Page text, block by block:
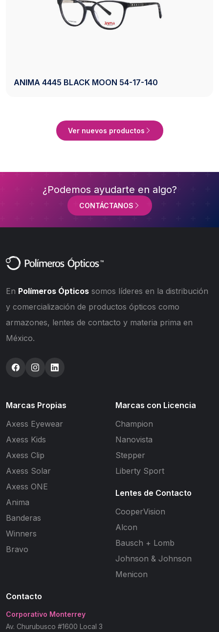
AXESS 2742 BLACK 50-20-140
Ver nuevos productos
¿Podemos ayudarte en algo?
CONTÁCTANOS
En Polímeros Ópticos somos líderes en la distribución
y comercialización de productos ópticos como
armazones, lentes de contacto y materia prima en
México.
Marcas Propias
Axess Eyewear
Axess Kids
Axess Clip
Axess Solar
Axess ONE
Anima
Banderas
Winners
Bravo
Marcas con Licencia
Champion
Nanovista
Stepper
Liberty Sport
Lentes de Contacto
CooperVision
Alcon
Bausch + Lomb
Johnson & Johnson
Menicon
Contacto
Corporativo Monterrey
Av. Churubusco #1600 Local 3